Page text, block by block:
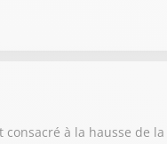
à la hausse de